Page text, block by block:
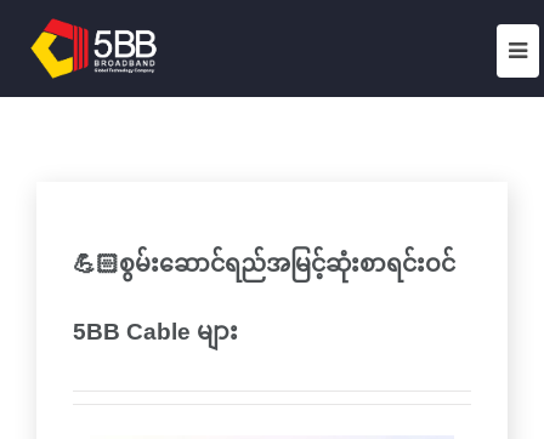
💪🏻စွမ်းဆောင်ရည်အမြင့်ဆုံးစာရင်းဝင်
5BB Cable များ